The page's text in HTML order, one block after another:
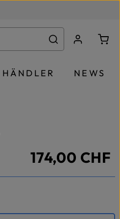
HÄNDLER NEWS
174,00 CHF